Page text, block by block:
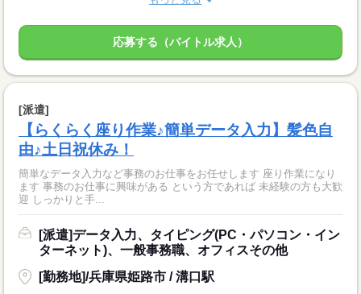
応募する（バイトル求人）
[派遣]
【らくらく座り作業♪簡単データ入力】髪色自
由♪土日祝休み！
簡単なデータ入力など事務のお仕事をお任せします 座り作業になり
ます 事務のお仕事に興味がある という方であれば 未経験の方も大歓
迎 しっかりと手...
[派遣]データ入力、タイピング(PC・パソコン・イン
ターネット)、一般事務職、オフィスその他
[勤務地]/兵庫県姫路市 / 溝口駅